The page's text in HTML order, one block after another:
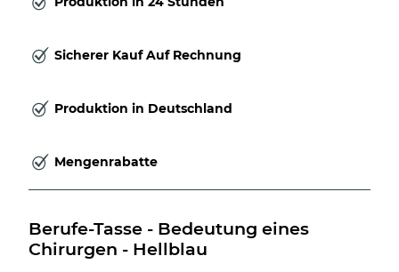
Sicherer Kauf Auf Rechnung
Produktion in Deutschland
Mengenrabatte
Berufe-Tasse - Bedeutung eines
Chirurgen - Hellblau